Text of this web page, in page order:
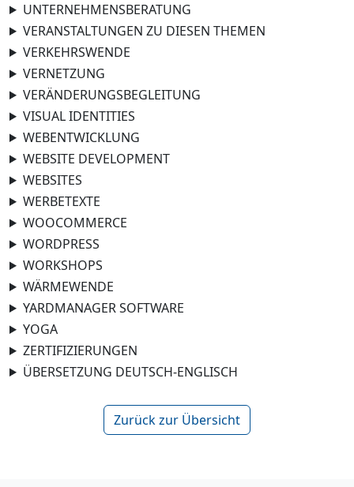
UNTERNEHMENSBERATUNG
VERANSTALTUNGEN ZU DIESEN THEMEN
VERKEHRSWENDE
VERNETZUNG
VERÄNDERUNGSBEGLEITUNG
VISUAL IDENTITIES
WEBENTWICKLUNG
WEBSITE DEVELOPMENT
WEBSITES
WERBETEXTE
WOOCOMMERCE
WORDPRESS
WORKSHOPS
WÄRMEWENDE
YARDMANAGER SOFTWARE
YOGA
ZERTIFIZIERUNGEN
ÜBERSETZUNG DEUTSCH-ENGLISCH
Zurück zur Übersicht